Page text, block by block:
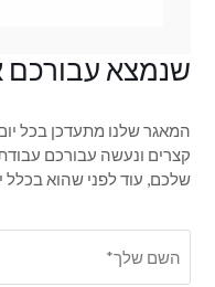
שנמצא
המאגר שלנו מתעדכן בכל
קצרים ונעשה עבורכם
שלכם, עוד לפני שהוא בכלל